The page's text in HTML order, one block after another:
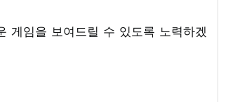
게임을 보여드릴 수 있도록 노력하겠